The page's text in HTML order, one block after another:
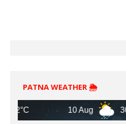
PATNA WEATHER 🌦️
10 Aug 30°C